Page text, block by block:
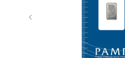
Précédent